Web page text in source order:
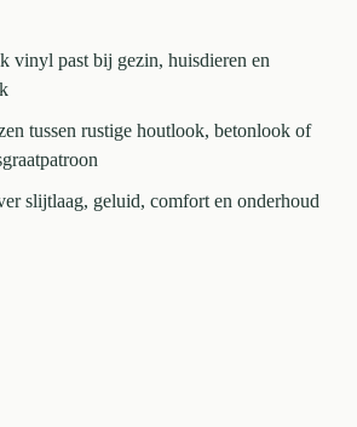
vinyl past bij gezin, huisdieren en
tussen rustige houtlook, betonlook of
slijtlaag, geluid, comfort en onderhoud